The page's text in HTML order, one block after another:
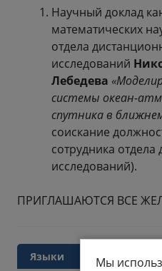
Научный доклад
математических
отдела
исследований
Лебедева
системы океан-
спутника в
соискание
сотрудника
исследований).
ПРИГЛАШАЮТСЯ ВСЕ
Языки
Мы